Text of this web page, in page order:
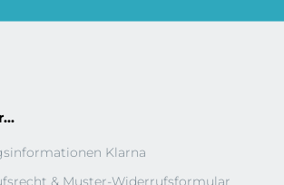
Klarna
& Muster-Widerrufsformular